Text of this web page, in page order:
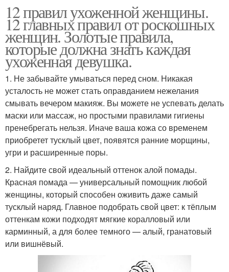
12 правил ухоженной женщины.
12 главных правил от роскошных
женщин. Золотые правила,
которые должна знать каждая
ухоженная девушка.
1. Не забывайте умываться перед сном. Никакая
усталость не может стать оправданием нежелания
смывать вечером макияж. Вы можете не успевать делать
маски или массаж, но простыми правилами гигиены
пренебрегать нельзя. Иначе ваша кожа со временем
приобретет тусклый цвет, появятся ранние морщины,
угри и расширенные поры.
2. Найдите свой идеальный оттенок алой помады.
Красная помада — универсальный помощник любой
женщины, который способен оживить даже самый
тусклый наряд. Главное подобрать свой цвет: к тёплым
оттенкам кожи подходят мягкие коралловый или
карминный, а для более темного — алый, гранатовый
или вишнёвый.